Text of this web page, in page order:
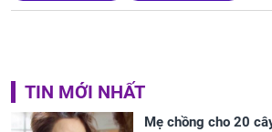
TIN MỚI NHẤT
Mẹ chồng cho 20